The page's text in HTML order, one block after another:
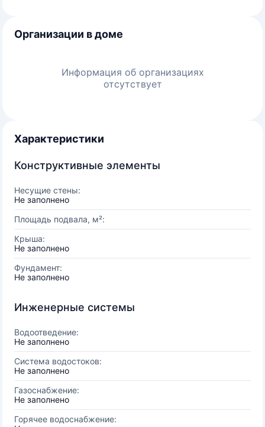
Организации в доме
Информация об организациях
отсутствует
Характеристики
Конструктивные элементы
Несущие стены:
Не заполнено
Площадь подвала, м²:
Крыша:
Не заполнено
Фундамент:
Не заполнено
Инженерные системы
Водоотведение:
Не заполнено
Система водостоков:
Не заполнено
Газоснабжение:
Не заполнено
Горячее водоснабжение: